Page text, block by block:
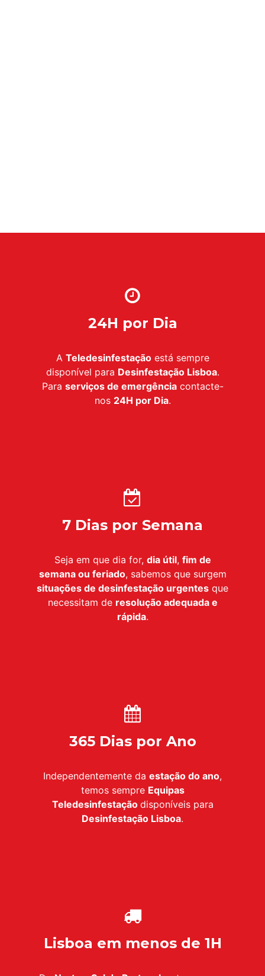
24H por Dia
A Teledesinfestaçãoestá sempre
disponível para Desinfestação Lisboa.
Para serviços de emergênciacontacte-
nos 24H por Dia.
7 Dias por Semana
Seja em que dia for, dia útil, fim de
semana ou feriado, sabemos que surgem
situações de desinfestação urgentes que
necessitam de resolução adequada e
rápida.
365 Dias por Ano
Independentemente da estação do ano,
temos sempre Equipas
Teledesinfestação disponíveis para
Desinfestação Lisboa.
Lisboa em menos de 1H